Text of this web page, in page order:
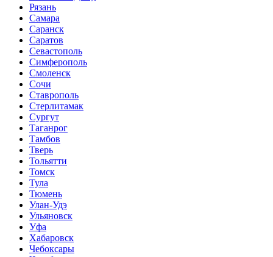
Рязань
Самара
Саранск
Саратов
Севастополь
Симферополь
Смоленск
Сочи
Ставрополь
Стерлитамак
Сургут
Таганрог
Тамбов
Тверь
Тольятти
Томск
Тула
Тюмень
Улан-Удэ
Ульяновск
Уфа
Хабаровск
Чебоксары